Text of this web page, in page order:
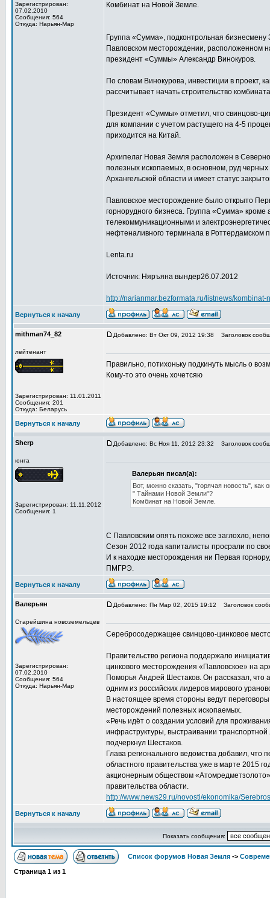
Зарегистрирован:
07.02.2010
Сообщения: 564
Откуда: Нарьян-Мар
Комбинат на Новой Земле.
Группа «Сумма», подконтрольная бизнесмену
Павловском месторождении, расположенном
президент «Суммы» Александр Винокуров.
По словам Винокурова, инвестиции в проект,
рассчитывает начать строительство
Президент «Суммы» отметил, что свинцово-
для компании с учетом растущего на 4-5
приходится на Китай.
Архипелаг Новая Земля расположен в
полезных ископаемых, в основном, руд
Архангельской области и имеет статус
Павловское месторождение было открыто
горнорудного бизнеса. Группа «Сумма»
телекоммуникационными и
нефтеналивного терминала в Роттердамском
Lenta.ru
Источник: Няръяна вындер26.07.2012
http://narianmar.bezformata.ru/listnews/
Вернуться к началу
mithman74_82
лейтенант
Зарегистрирован: 11.01.2011
Сообщения: 201
Откуда: Беларусь
Добавлено: Вт Окт 09, 2012 19:38 Заголовок
Правильно, потихоньку подкинуть мысль о
Кому-то это очень хочетсяю
Вернуться к началу
Sherp
юнга
Зарегистрирован: 11.11.2012
Сообщения: 1
Добавлено: Вс Ноя 11, 2012 23:32 Заголовок
Валерьян писал(а):
Вот, можно сказать, "горячая новость", как
" Тайнами Новой Земли"?
Комбинат на Новой Земле.
C Павловским опять похоже все заглохло,
Сезон 2012 года капиталисты просрали по
И к находке месторождения ни Первая
ПМГРЭ.
Вернуться к началу
Валерьян
Старейшина новоземельцев
Зарегистрирован:
07.02.2010
Сообщения: 564
Откуда: Нарьян-Мар
Добавлено: Пн Мар 02, 2015 19:12 Заголовок
Серебросодержащее свинцово-цинковое
Правительство региона поддержало
цинкового месторождения «Павловское» на
Поморья Андрей Шестаков. Он рассказал, что
одним из российских лидеров мирового
В настоящее время стороны ведут
месторождений полезных ископаемых.
«Речь идёт о создании условий для
инфраструктуры, выстраивании
подчеркнул Шестаков.
Глава регионального ведомства добавил,
областного правительства уже в марте 2015
акционерным обществом
правительства области.
http://www.news29.ru/novosti/ekonomika/
Вернуться к началу
Показать сообщения:
Список форумов Новая Земля ->
Страница 1 из 1